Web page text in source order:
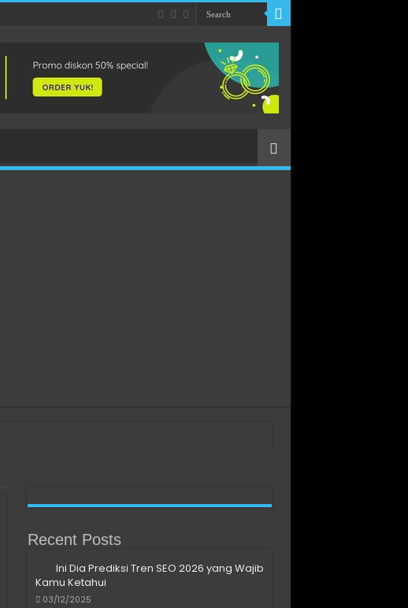
Recent Posts
Ini Dia Prediksi Tren SEO 2026 yang Wajib
Kamu Ketahui
03/12/2025